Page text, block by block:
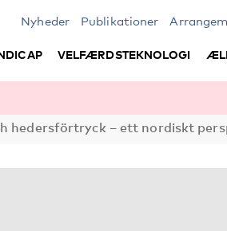
Nyheder Publikationer
VELFÆRDSTEKNOLOGI
hedersförtryck – ett nordiskt